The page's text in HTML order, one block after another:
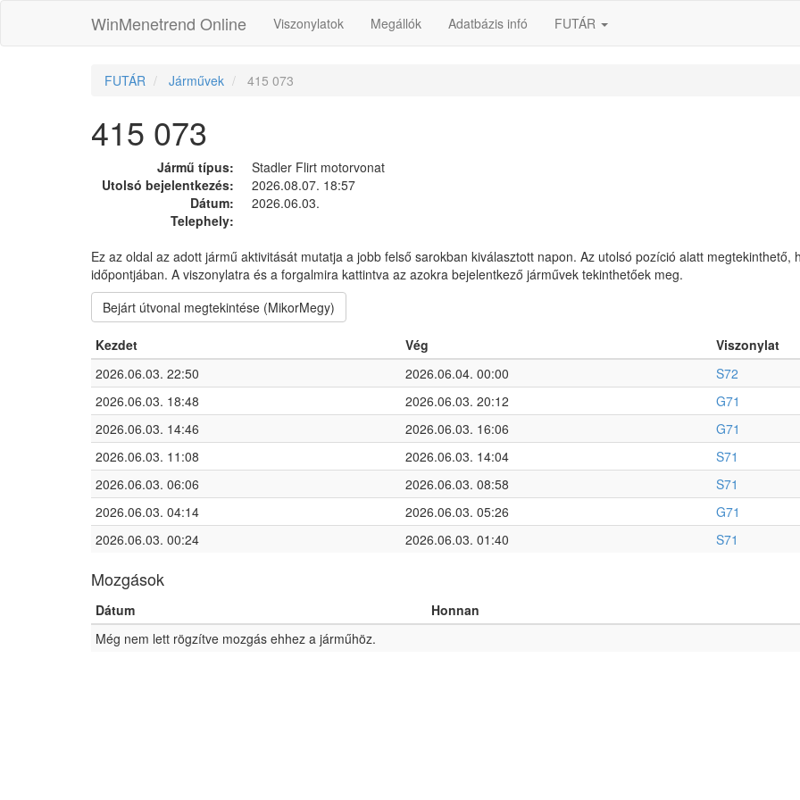
WinMenetrend Online Viszonylatok Megállók Adatbázis infó FUTÁR
FUTÁR Járművek 415 073
415 073
Jármű típus:
Stadler Flirt motorvonat
Utolsó bejelentkezés:
2026.08.07. 18:57
Dátum:
2026.06.03.
Telephely:
Ez az oldal az adott jármű aktivitását mutatja a jobb felső sarokban kiválasztott napon. Az utolsó pozíció alatt
időpontjában. A viszonylatra és a forgalmira kattintva az azokra bejelentkező járművek tekinthetőek meg.
Bejárt útvonal megtekintése (MikorMegy)
Kezdet Vég
Viszonylat
2026.06.03. 22:50
2026.06.04. 00:00
S72
2026.06.03. 18:48
2026.06.03. 20:12
G71
2026.06.03. 14:46
2026.06.03. 16:06
G71
2026.06.03. 11:08
2026.06.03. 14:04
S71
2026.06.03. 06:06
2026.06.03. 08:58
S71
2026.06.03. 04:14
2026.06.03. 05:26
G71
2026.06.03. 00:24
2026.06.03. 01:40 S71
Mozgások
Dátum
Honnan
Még nem lett rögzítve mozgás ehhez a járműhöz.